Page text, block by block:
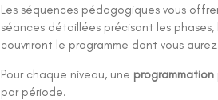
Les séquences pédagogiques vous
séances détaillées précisant les
couvriront le programme dont vous
Pour chaque niveau, une programmation
par période.